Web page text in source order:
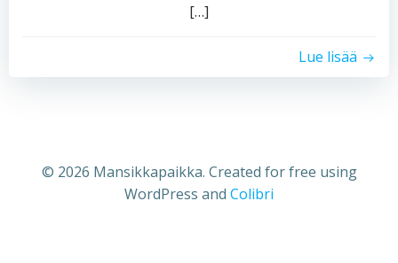
[…]
Lue lisää
© 2026 Mansikkapaikka. Created for free using
WordPress and Colibri